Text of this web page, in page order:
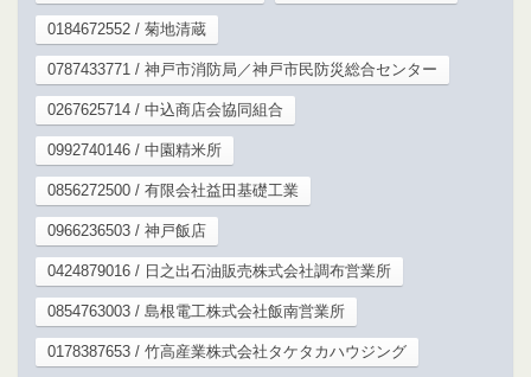
0184672552 / 菊地清蔵
0787433771 / 神戸市消防局／神戸市民防災総合センター
0267625714 / 中込商店会協同組合
0992740146 / 中園精米所
0856272500 / 有限会社益田基礎工業
0966236503 / 神戸飯店
0424879016 / 日之出石油販売株式会社調布営業所
0854763003 / 島根電工株式会社飯南営業所
0178387653 / 竹高産業株式会社タケタカハウジング